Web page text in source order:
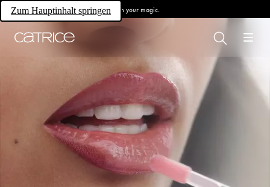
Zum Hauptinhalt springen Own your magic.